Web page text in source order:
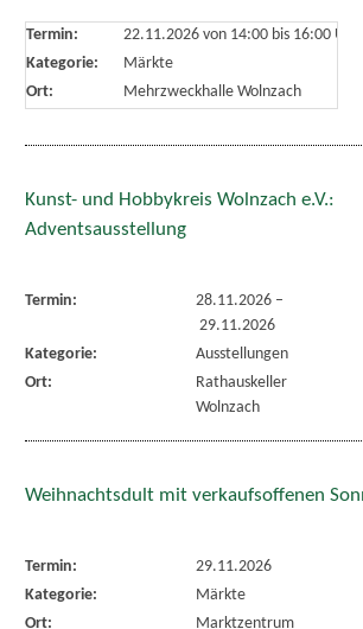
Termin: 22.11.2026 von 14:00bis 16:00 Uhr
Kategorie:
Märkte
Ort:
Mehrzweckhalle Wolnzach
Kunst- und Hobbykreis Wolnzach e.V.:
Adventsausstellung
Termin: 28.11.2026–
29.11.2026
Kategorie:
Ausstellungen
Ort:
Rathauskeller
Wolnzach
Weihnachtsdult mit verkaufsoffenen
Termin:
29.11.2026
Kategorie:
Märkte
Ort:
Marktzentrum